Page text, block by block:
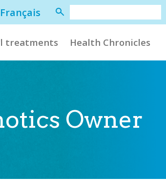
Français
treatments Health Chronicles
Owner